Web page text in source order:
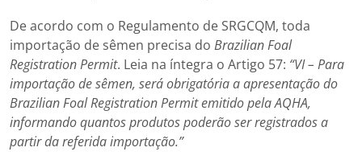
De acordo com o Regulamento de SRGCQM, toda
importação de sêmen precisa do Brazilian Foal
Registration Permit. Leia na íntegra o Artigo 57: “VI – Para
importação de sêmen, será obrigatória a apresentação do
Brazilian Foal Registration Permit emitido pela AQHA,
informando quantos produtos poderão ser registrados a
partir da referida importação.”